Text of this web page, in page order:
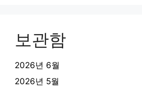
보관함
2026년 6월
2026년 5월